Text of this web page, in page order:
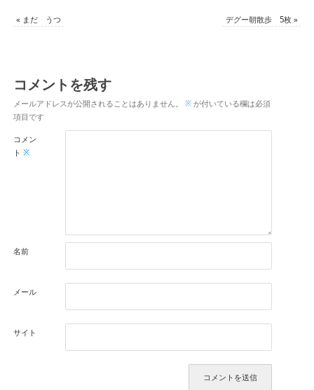
« まだ うつ デグー朝散歩 5枚»
コメントを残す
メールアドレスが公開されることはありません。 ※が付いている欄は必須
項目です
コメン
ト ※
名前
メール
サイト